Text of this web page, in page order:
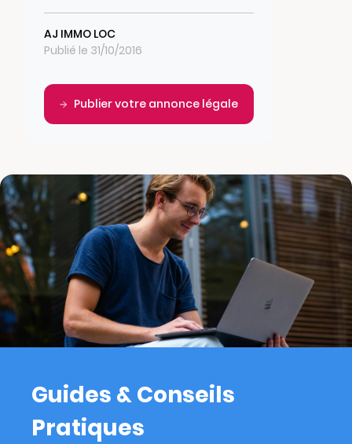
AJ IMMO LOC
Publié le 31/10/2016
Publier votre annonce légale
Guides & Conseils
Pratiques